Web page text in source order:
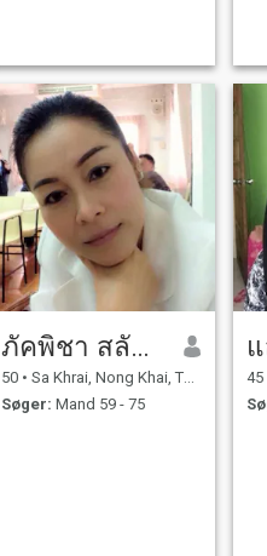
ภัคพิชา สลักษร
50 • Sa Khrai, Nong Khai, Thailand
Søger: Mand 59 - 75
45